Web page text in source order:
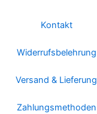
Kontakt
Widerrufsbelehrung
Versand & Lieferung
Zahlungsmethoden